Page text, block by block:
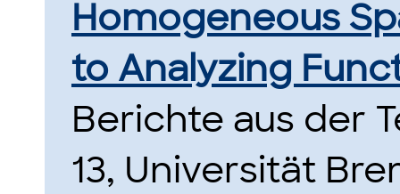
Homogeneous
to Analyzing
Berichte aus der
13, Universität